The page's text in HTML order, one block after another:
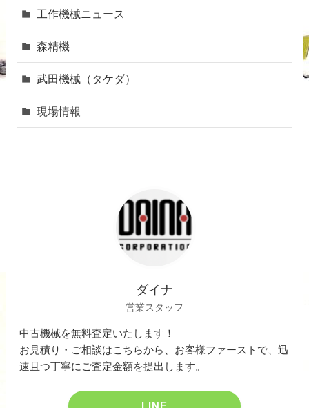
工作機械ニュース
森精機
武田機械（タケダ）
現場情報
ダイナ
営業スタッフ
中古機械を無料査定いたします！
お見積り・ご相談はこちらから、お客様ファーストで、迅
速且つ丁寧にご査定金額を提出します。